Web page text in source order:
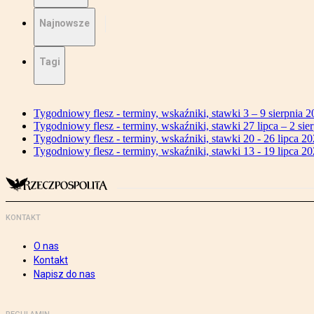
Najnowsze
Tagi
Tygodniowy flesz - terminy, wskaźniki, stawki 3 – 9 sierpnia
Tygodniowy flesz - terminy, wskaźniki, stawki 27 lipca – 2
Tygodniowy flesz - terminy, wskaźniki, stawki 20 - 26 lipca
Tygodniowy flesz - terminy, wskaźniki, stawki 13 - 19 lipca
KONTAKT
O nas
Kontakt
Napisz do nas